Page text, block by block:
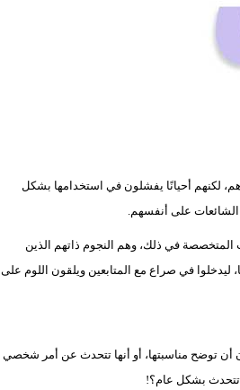
لكنهم أحيانًا يفشلون في استخدامها بشكل
الشائعات على أنفسهم.
المتخصصة في ذلك، وهم النجوم ذاتهم الذين
ليدخلوا في صراع مع المتابعين ويلقون اللوم على
أن توضح مناسبتها، أو أنها تتحدث عن أمر شخصي
تتحدث بشكل عام؟!